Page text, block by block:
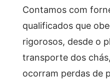
Contamos com
qualificados que
rigorosos, desde o
transporte dos
ocorram perdas de